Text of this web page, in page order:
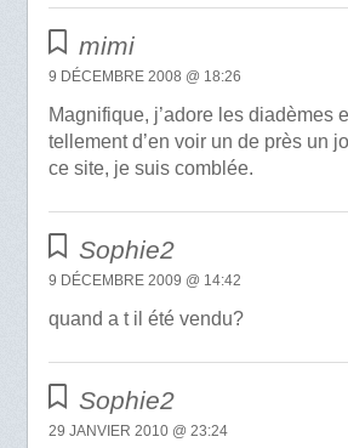
mimi
9 DÉCEMBRE 2008 @ 18:26
Magnifique, j’adore les diadèmes
tellement d’en voir un de près un
ce site, je suis comblée.
Sophie2
9 DÉCEMBRE 2009 @ 14:42
quand a t il été vendu?
Sophie2
29 JANVIER 2010 @ 23:24